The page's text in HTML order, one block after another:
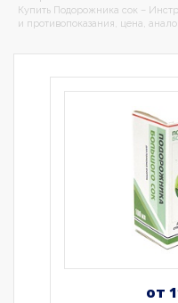
Купить Подорожника сок –
и противопоказания, цена,
от